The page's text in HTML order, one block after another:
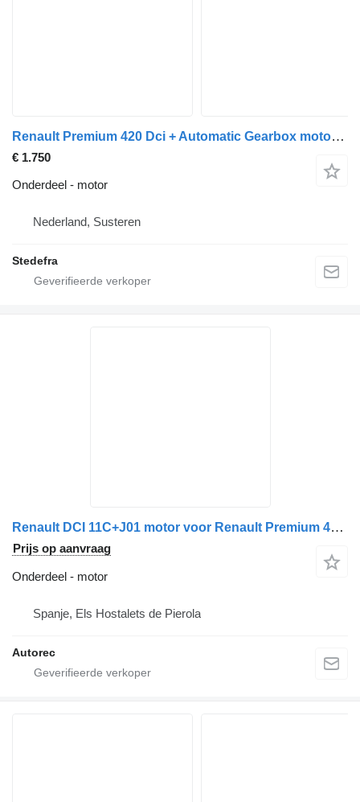
Renault Premium 420 Dci + Automatic Gearbox motor voor vrachtwagen
€ 1.750
Onderdeel - motor
Nederland, Susteren
Stedefra
Renault DCI 11C+J01 motor voor Renault Premium 420 vrachtwagen
Prijs op aanvraag
Onderdeel - motor
Spanje, Els Hostalets de Pierola
Autorec